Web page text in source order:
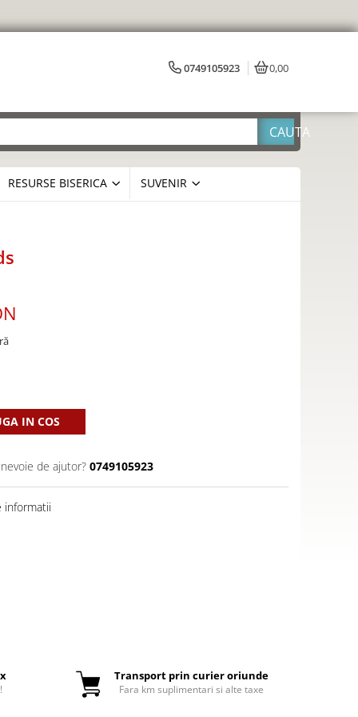
0749105923 0,00
RESURSE BISERICA SUVENIR
IN COS
de ajutor? 0749105923
informatii
Transport prin curier oriunde
Fara km suplimentari si alte taxe